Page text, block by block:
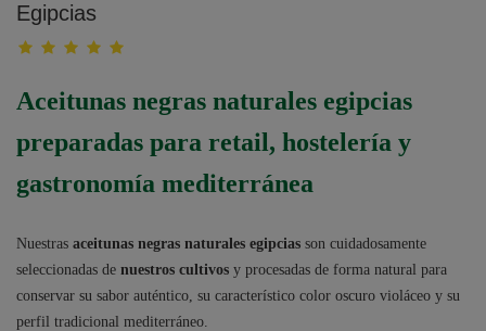
Egipcias
Aceitunas negras naturales egipcias
preparadas para retail, hostelería y
gastronomía mediterránea
Nuestras aceitunas negras naturales egipcias son cuidadosamente
seleccionadas de nuestros cultivos y procesadas de forma natural para
conservar su sabor auténtico, su característico color oscuro violáceo y su
perfil tradicional mediterráneo.